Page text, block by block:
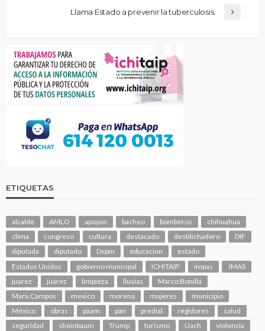
Llama Estado a prevenir la tuberculosis.
ETIQUETAS
alcalde AMLO apoyos bacheo bomberos
chihuahua
clima
congreso cultura destacado destilichadero
DIF
diputada
diputado Dspm educacion
estado
Estados Unidos
gobierno municipal ICHITAIP impas
JMAS
juarez
juárez limpieza lluvias
Marco Bonilla
Maru Campos
mexico morena mujeres
municipio
México
obras paam pan predial regidores
salud
seguridad
sheinbaum Trump turismo Uach violencia